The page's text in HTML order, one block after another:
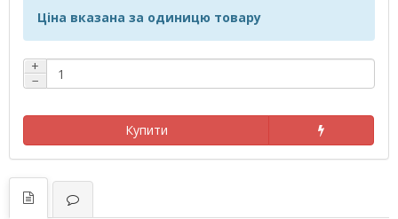
Ціна вказана за одиницю товару
+
−
Купити